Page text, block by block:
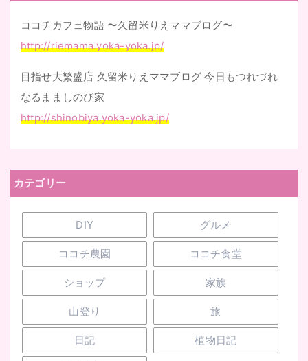
ココチカフェ物語 〜久留米りえママブログ〜
http://riemama.yoka-yoka.jp/
目指せ大繁盛店 久留米りえママブログ 今日もつれづれ
なるまましのび家
http://shinobiya.yoka-yoka.jp/
カテゴリー
DIY グルメ
ココチ農園 ココチ食堂
ショップ 家族
山登り 旅
日記 植物日記